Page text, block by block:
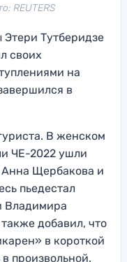
REUTERS
Этери Тутберидзе
своих
на
в
В женском
ЧЕ-2022 ушли
Щербакова и
пьедестал
Владимира
добавил, что
в короткой
произвольной.